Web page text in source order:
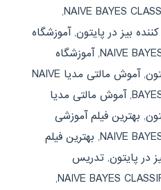
,
بیز در پایتون,آموزشگاه
NAIVE
,آموزشگاه
,
آموش مالتی مدیا NAIVE
,آموش مالتی مدیا
, بهترین فیلم آموزشی
NAIVE
, بهترین فیلم
در پایتون, تدریس
,